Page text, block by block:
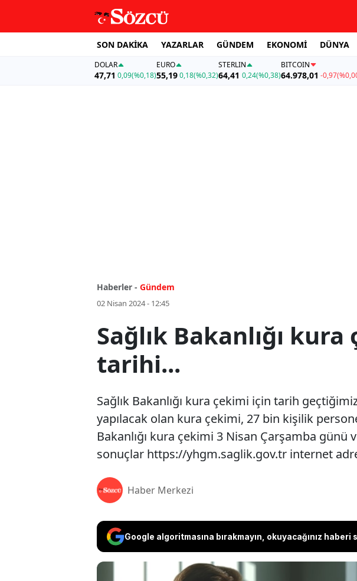
SON DAKİKA YAZARLAR GÜNDEM EKONOMİ DÜNYA
DOLAR
47,71 0,09(%0,18)
EURO
55,19 0,18(%0,32)
STERLIN
64,41 0,24(%0,38)
BITCOIN
64.978,01 -0,97
Haberler - Gündem
02 Nisan 2024 - 12:45
Sağlık Bakanlığı
tarihi...
Sağlık Bakanlığı kura çekimi için tarih
yapılacak olan kura çekimi, 27 bin kişilik
Bakanlığı kura çekimi 3 Nisan Çarşamba
sonuçlar https://yhgm.saglik.gov.tr internet
Haber Merkezi
Google algoritmasına bırakmayın, okuyacağınız haberi